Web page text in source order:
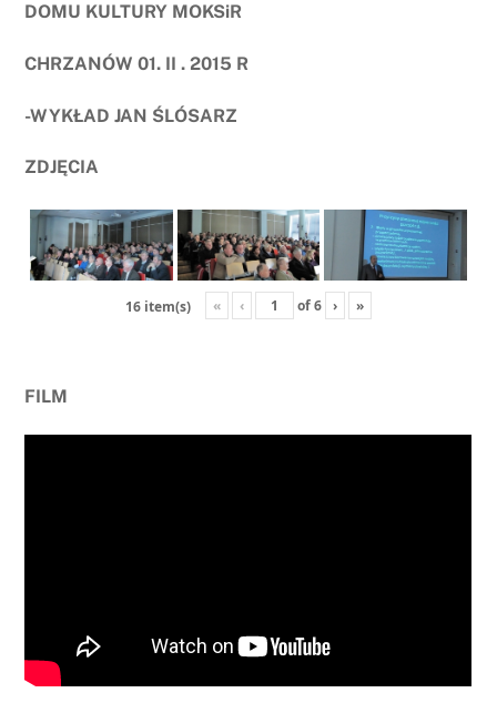
DOMU KULTURY MOKSiR
CHRZANÓW 01. II . 2015 R
-WYKŁAD JAN ŚLÓSARZ
ZDJĘCIA
16 item(s) « ‹ of6 › »
FILM